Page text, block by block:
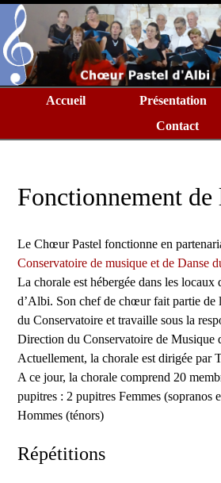
Accueil Présentation
Contact
Fonctionnement de
Le Chœur Pastel fonctionne en
Conservatoire de musique et de Danse
La chorale est hébergée dans les locaux
d’Albi. Son chef de chœur fait partie de
du Conservatoire et travaille sous la
Direction du Conservatoire de Musique
Actuellement, la chorale est dirigée par
A ce jour, la chorale comprend 20
pupitres : 2 pupitres Femmes (sopranos
Hommes (ténors)
Répétitions